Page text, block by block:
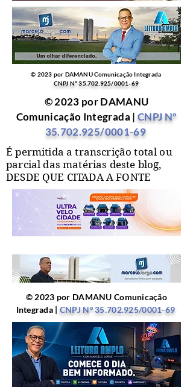
© 2023 por DAMANU Comunicação Integrada
CNPJ Nº35.702.925/0001-69
© 2023 por DAMANU
Comunicação Integrada | CNPJ Nº
35.702.925/0001-69
É permitida a transcrição total ou
parcial das matérias deste blog,
DESDE QUE CITADA A FONTE
© 2023 por DAMANU Comunicação
Integrada | CNPJ Nº35.702.925/0001-69